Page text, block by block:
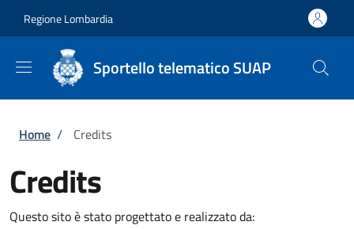
Regione Lombardia
Sportello telematico SUAP
Briciole di pane
Home / Credits
Credits
Questo sito è stato progettato e realizzato da: